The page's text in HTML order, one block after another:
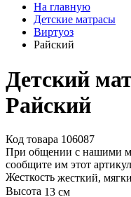
На главную
Детские матрасы
Виртуоз
Райский
Детский
Райский
Код товара 106087
При общении с нашими
сообщите им этот
Жесткость жесткий,
Высота 13 см